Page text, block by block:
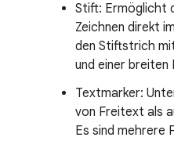
Stift: Ermöglicht
Zeichnen direkt
den Stiftstrich
und einer breiten
Textmarker:
von Freitext als
Es sind mehrere